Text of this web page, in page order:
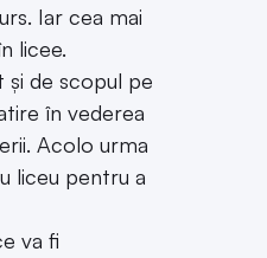
Iar cea mai
licee.
și de scopul pe
în vederea
Acolo urma
liceu pentru a
va fi